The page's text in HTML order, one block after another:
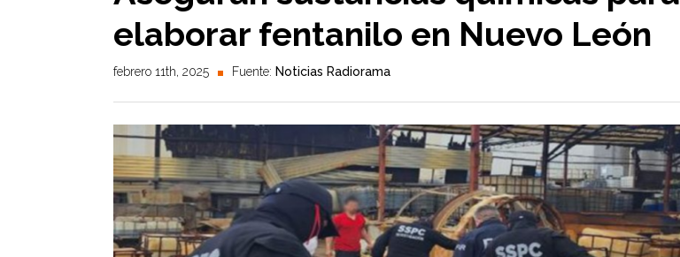
elaborar fentanilo en Nuevo León
febrero 11th, 2025 Fuente: Noticias Radiorama